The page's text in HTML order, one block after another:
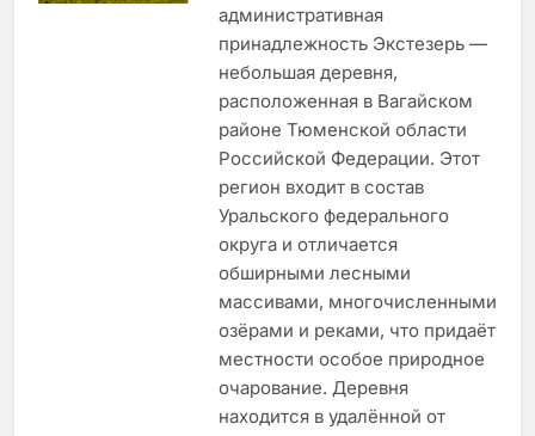
административная
принадлежность Экстезерь —
небольшая деревня,
расположенная в Вагайском
районе Тюменской области
Российской Федерации. Этот
регион входит в состав
Уральского федерального
округа и отличается
обширными лесными
массивами, многочисленными
озёрами и реками, что придаёт
местности особое природное
очарование. Деревня
находится в удалённой от